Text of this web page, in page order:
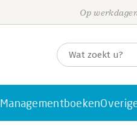
Op
Managementboeken